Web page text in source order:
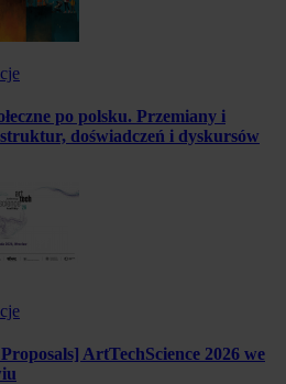
po polsku. Przemiany i
struktur, doświadczeń i dyskursów
ArtTechScience 2026 we